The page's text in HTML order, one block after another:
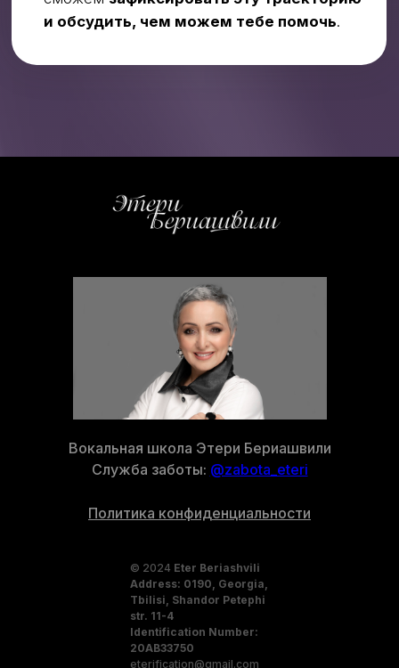
Вокальная школа Этери Бериашвили
Служба заботы: @zabota_eteri
© 2024 Eter Beriashvili
Address: 0190, Georgia,
Tbilisi, Shandor Petephi
str. 11-4
Identification Number:
20AB33750
eterification@gmail.com
Политика конфиденциальности